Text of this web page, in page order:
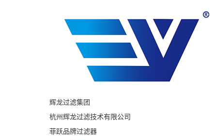
辉龙过滤集团
杭州辉龙过滤技术有限公司
菲跃品牌过滤器